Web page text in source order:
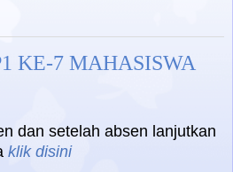
KE-7 MAHASISWA
dan setelah absen lanjutkan
klik disini